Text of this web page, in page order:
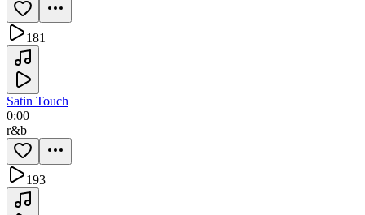
181
Satin Touch
0:00
r&b
193